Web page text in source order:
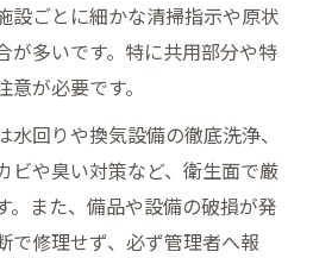
設ごとに細かな清掃指示や原状
が多いです。特に共用部分や特
が必要です。
回りや換気設備の徹底洗浄、
ビや臭い対策など、衛生面で厳
。また、備品や設備の破損が発
で修理せず、必ず管理者へ報